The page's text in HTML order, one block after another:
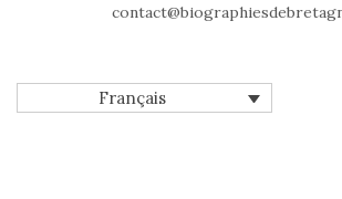
Français